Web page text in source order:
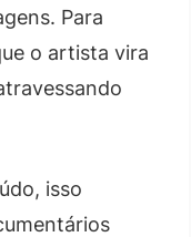
Para
o artista vira
isso